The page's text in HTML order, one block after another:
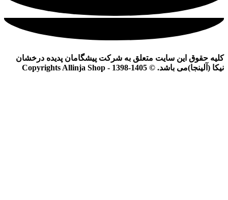
کلیه حقوق این سایت متعلق به شرکت پیشگامان پدیده درخشان
نیکا (آلینجا)می باشد. © Copyrights Allinja Shop - 1398-1405